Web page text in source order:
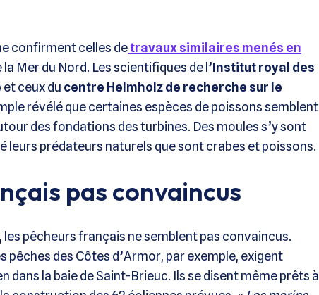
confirment celles detravaux similaires menés en
Mer du Nord. Les scientifiques de l’Institut royal des
et ceux du centre Helmholz de recherche sur le
révélé que certaines espèces de poissons semblent
des fondations des turbines. Des moules s’y sont
leurs prédateurs naturels que sont crabes et poissons.
pas convaincus
pêcheurs français ne semblent pas convaincus.
pêches des Côtes d’Armor, par exemple, exigent
dans la baie de Saint-Brieuc. Ils se disent même prêts à